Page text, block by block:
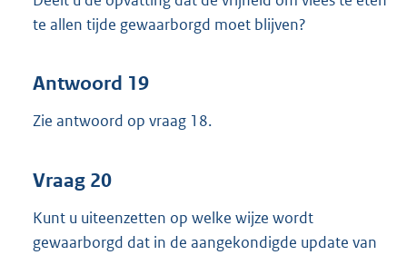
te allen tijde gewaarborgd moet blijven?
Antwoord 19
Zie antwoord op vraag 18.
Vraag 20
Kunt u uiteenzetten op welke wijze wordt
gewaarborgd dat in de aangekondigde update van